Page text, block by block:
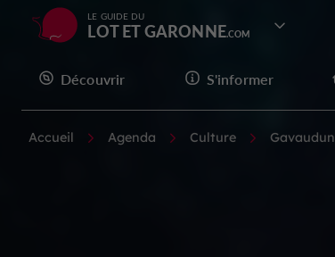
LE GUIDE DU
LOT ET GARONNE
Découvrir S'informer
Accueil Agenda Culture Gavaudun